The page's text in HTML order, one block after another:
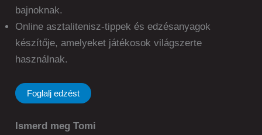
bajnoknak.
Online asztalitenisz-tippek és edzésanyagok
készítője, amelyeket játékosok világszerte
használnak.
Foglalj edzést
Ismerd meg Tomi